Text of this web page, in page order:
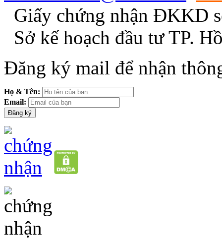
Giấy chứng nhận ĐKKD
Sở kế hoạch đầu tư TP.
Đăng ký mail để nhận
Họ & Tên:
Email: